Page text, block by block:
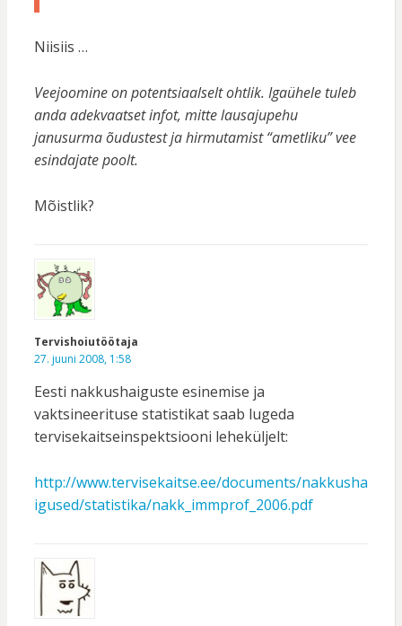
Niisiis …
Veejoomine on potentsiaalselt ohtlik. Igaühele tuleb
anda adekvaatset infot, mitte lausajupehu
janusurma õudustest ja hirmutamist “ametliku” vee
esindajate poolt.
Mõistlik?
Tervishoiutöötaja
27. juuni 2008, 1:58
Eesti nakkushaiguste esinemise ja
vaktsineerituse statistikat saab lugeda
tervisekaitseinspektsiooni leheküljelt:
http://www.tervisekaitse.ee/documents/nakkusha
igused/statistika/nakk_immprof_2006.pdf